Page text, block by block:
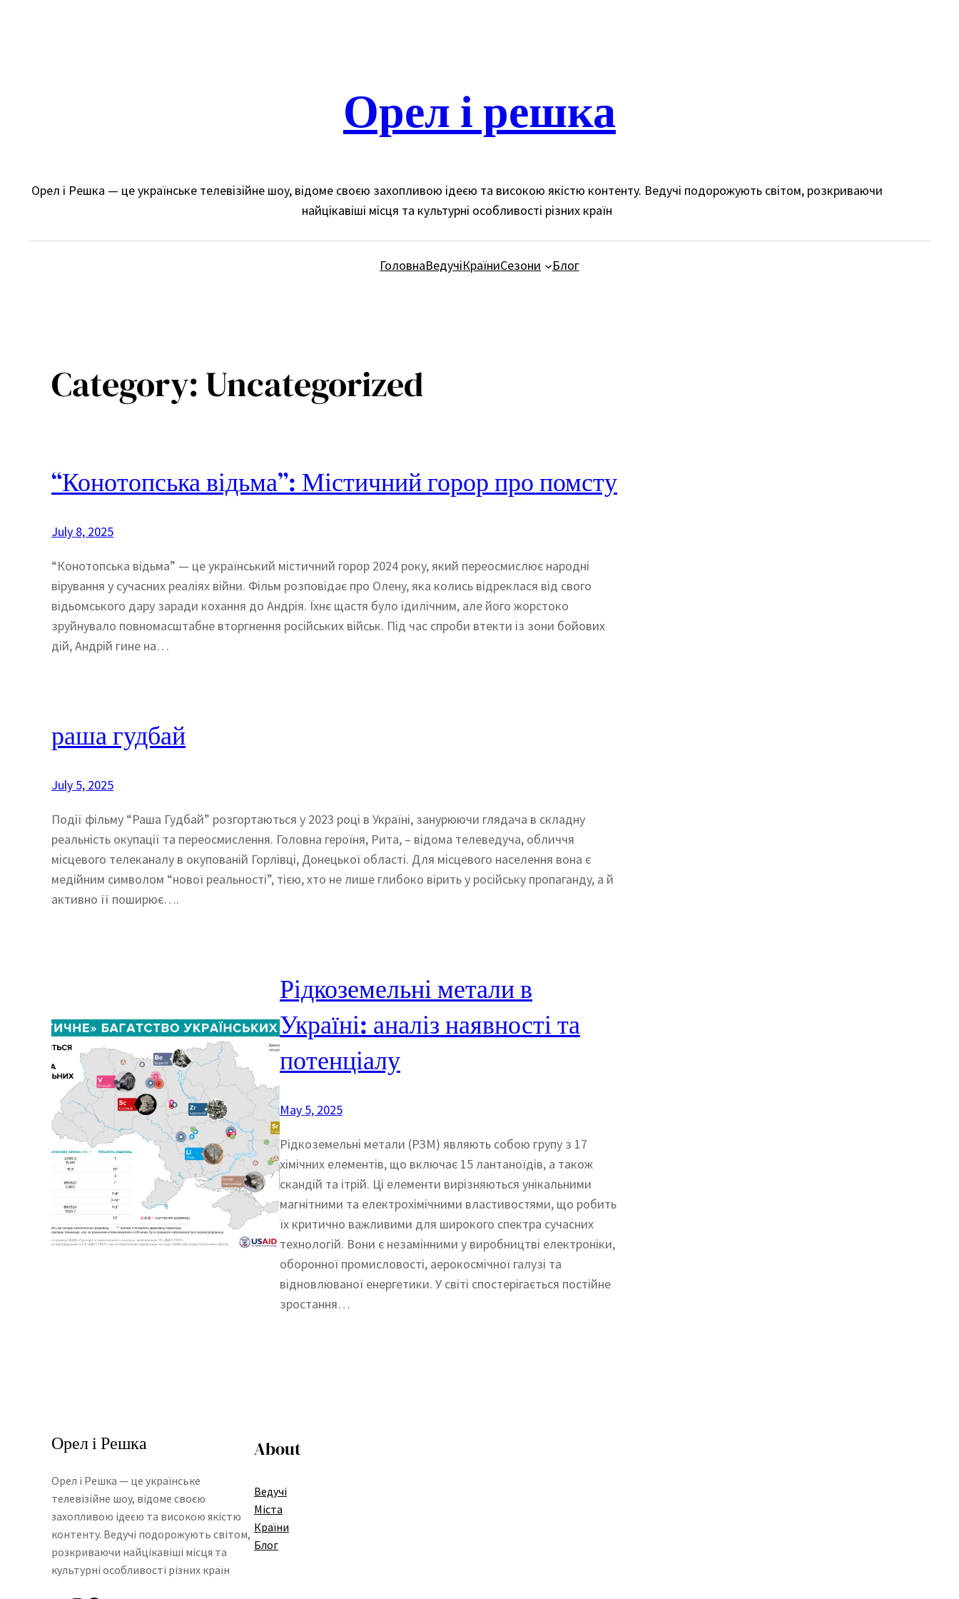
Орел і решка
Орел і Решка — це українське телевізійне шоу, відоме своєю захопливою ідеєю та високою якістю контенту. Ведучі подорожують світом, розкриваючи
найцікавіші місця та культурні особливості різних країн
ГоловнаВедучіКраїниСезони Блог
Category:Uncategorized
“Конотопська відьма”: Містичний горор про помсту
July 8, 2025
“Конотопська відьма” — це український містичний горор 2024 року, який переосмислює народні
вірування у сучасних реаліях війни. Фільм розповідає про Олену, яка колись відреклася від свого
відьомського дару заради кохання до Андрія. Їхнє щастя було ідилічним, але його жорстоко
зруйнувало повномасштабне вторгнення російських військ. Під час спроби втекти із зони бойових
дій, Андрій гине на…
раша гудбай
July 5, 2025
Події фільму “Раша Гудбай” розгортаються у 2023 році в Україні, занурюючи глядача в складну
реальність окупації та переосмислення. Головна героїня, Рита, – відома телеведуча, обличчя
місцевого телеканалу в окупованій Горлівці, Донецької області. Для місцевого населення вона є
медійним символом “нової реальності”, тією, хто не лише глибоко вірить у російську пропаганду, а й
активно її поширює….
Рідкоземельні метали в
Україні: аналіз наявності та
потенціалу
May 5, 2025
Рідкоземельні метали (РЗМ) являють собою групу з 17
хімічних елементів, що включає 15 лантаноїдів, а також
скандій та ітрій. Ці елементи вирізняються унікальними
магнітними та електрохімічними властивостями, що робить
їх критично важливими для широкого спектра сучасних
технологій. Вони є незамінними у виробництві електроніки,
оборонної промисловості, аерокосмічної галузі та
відновлюваної енергетики. У світі спостерігається постійне
зростання…
Орел і Решка
Орел і Решка — це українське
телевізійне шоу, відоме своєю
захопливою ідеєю та високою якістю
контенту. Ведучі подорожують світом,
розкриваючи найцікавіші місця та
культурні особливості різних країн
About
Ведучі
Міста
Країни
Блог